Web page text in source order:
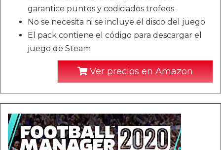
garantice puntos y codiciados trofeos
No se necesita ni se incluye el disco del juego
El pack contiene el código para descargar el
juego de Steam
Ver precios en Amazon